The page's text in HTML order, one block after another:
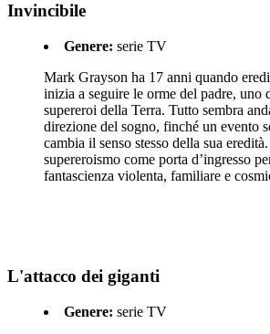
Invincibile
Genere: serie TV
Mark Grayson ha 17 anni quando
inizia a seguire le orme del padre, uno
supereroi della Terra. Tutto sembra
direzione del sogno, finché un evento
cambia il senso stesso della sua
supereroismo come porta d’ingresso
fantascienza violenta, familiare e
L'attacco dei giganti
Genere: serie TV